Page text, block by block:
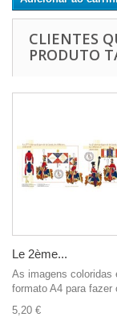
CLIENTES
PRODUTO
Le 2ème...
As imagens coloridas
formato A4 para fazer
5,20 €